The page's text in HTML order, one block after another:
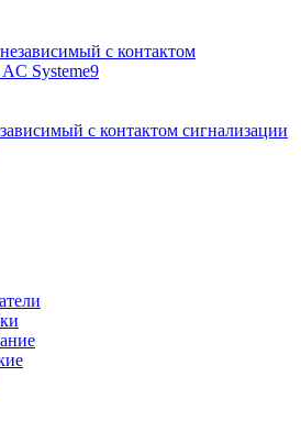
с контактом сигнализации